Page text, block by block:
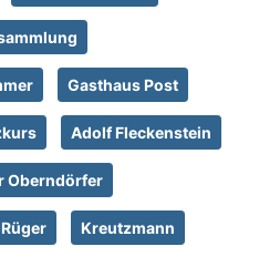
Gasthaus Post
Adolf Fleckenstein
Oberndörfer
Kreutzmann